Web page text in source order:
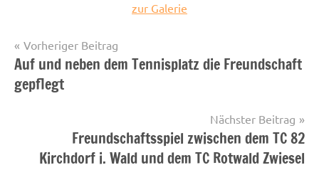
zur Galerie
Startseite
Beitragsnavigation
Vorheriger Beitrag
Auf und neben dem Tennisplatz die Freundschaft
gepflegt
Nächster Beitrag
Freundschaftsspiel zwischen dem TC 82
Kirchdorf i. Wald und dem TC Rotwald Zwiesel